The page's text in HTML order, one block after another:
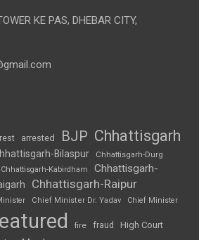
KE PAS, DHEBAR CITY,
arrested BJP Chhattisgarh
Bilaspur Chhattisgarh-Durg
Chhattisgarh-Kabirdham
Chhattisgarh-
Chhattisgarh-Raipur
Chief Minister Dr. Yadav Chief Minister
fire fraud High Court